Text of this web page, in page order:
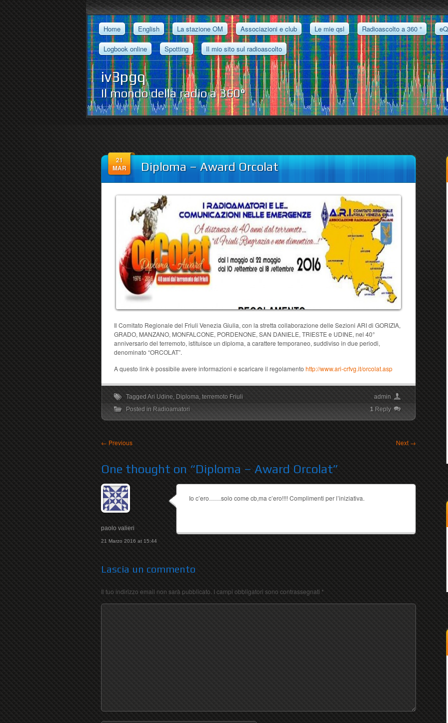
iv3pgq
Il mondo della radio a 360°
Home English La stazione OM Associazioni e club Le mie qsl Radioascolto a 360 °
Logbook online Spotting Il mio sito sul radioascolto
21
MAR
Diploma – Award Orcolat
Il Comitato Regionale del Friuli Venezia Giulia, con la stretta collaborazione delle Sezioni ARI di GORIZIA,
GRADO, MANZANO, MONFALCONE, PORDENONE, SAN DANIELE, TRIESTE e UDINE, nel 40°
anniversario del terremoto, istituisce un diploma, a carattere temporaneo, suddiviso in due periodi,
denominato “ORCOLAT”.
A questo link è possibile avere informazioni e scaricare il regolamento http://www.ari-crfvg.it/orcolat.asp
Tagged Ari Udine, Diploma, terremoto Friuli
Posted in Radioamatori
admin
1 Reply
← Previous Next →
One thought on “Diploma – Award Orcolat”
paolo valieri
21 Marzo 2016 at 15:44
Io c’ero……solo come cb,ma c’ero!!!! Complimenti per l’iniziativa.
Lascia un commento
Il tuo indirizzo email non sarà pubblicato. I campi obbligatori sono contrassegnati *